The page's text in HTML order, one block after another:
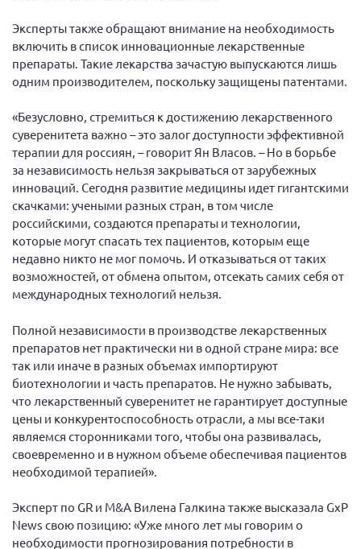
Эксперты также обращают внимание на необходимость
включить в список инновационные лекарственные
препараты. Такие лекарства зачастую выпускаются лишь
одним производителем, поскольку защищены патентами.
«Безусловно, стремиться к достижению лекарственного
суверенитета важно – это залог доступности эффективной
терапии для россиян, – говорит Ян Власов. – Но в борьбе
за независимость нельзя закрываться от зарубежных
инноваций. Сегодня развитие медицины идет гигантскими
скачками: учеными разных стран, в том числе
российскими, создаются препараты и технологии,
которые могут спасать тех пациентов, которым еще
недавно никто не мог помочь. И отказываться от таких
возможностей, от обмена опытом, отсекать самих себя от
международных технологий нельзя.
Полной независимости в производстве лекарственных
препаратов нет практически ни в одной стране мира: все
так или иначе в разных объемах импортируют
биотехнологии и часть препаратов. Не нужно забывать,
что лекарственный суверенитет не гарантирует доступные
цены и конкурентоспособность отрасли, а мы все-таки
являемся сторонниками того, чтобы она развивалась,
своевременно и в нужном объеме обеспечивая пациентов
необходимой терапией».
Эксперт по GR и M&A Вилена Галкина также высказала GxP
News свою позицию: «Уже много лет мы говорим о
необходимости прогнозирования потребности в